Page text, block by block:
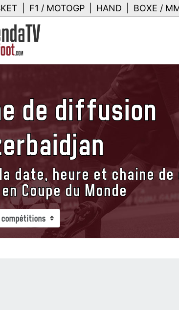
F1 / MOTOGP HAND BOXE /
de diffusion
date, heure et chaine
Coupe du Monde